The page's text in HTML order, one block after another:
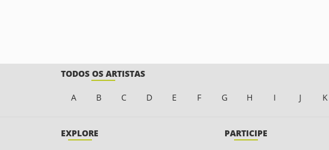
TODOS OS ARTISTAS
A B C D E F G H I J K
EXPLORE PARTICIPE